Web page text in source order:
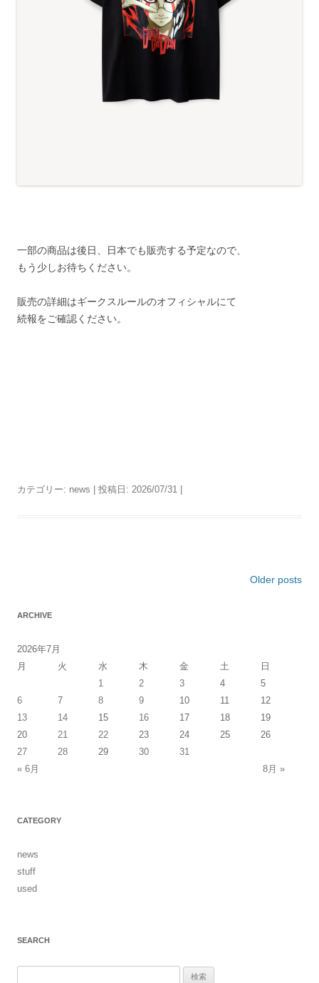
一部の商品は後日、日本でも販売する予定なので、
もう少しお待ちください。
販売の詳細はギークスルールのオフィシャルにて
続報をご確認ください。
カテゴリー: news | 投稿日: 2026/07/31
ナ
シ
ョ
ン
Older posts
ARCHIVE
2026年7月
月
火 水 木 金 土
日
1
2 3 4
5
6
7 8 9 10 11
12
13
14 15 16 17 18
19
20
21 22 23 24 25
26
27
28 29 30
31
« 6月
8月 »
CATEGORY
news
stuff
used
SEARCH